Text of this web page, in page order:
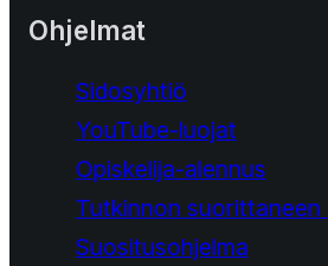
Ohjelmat
Sidosyhtiö
YouTube-luojat
Opiskelija-alennus
Tutkinnon suorittaneen
Suositusohjelma